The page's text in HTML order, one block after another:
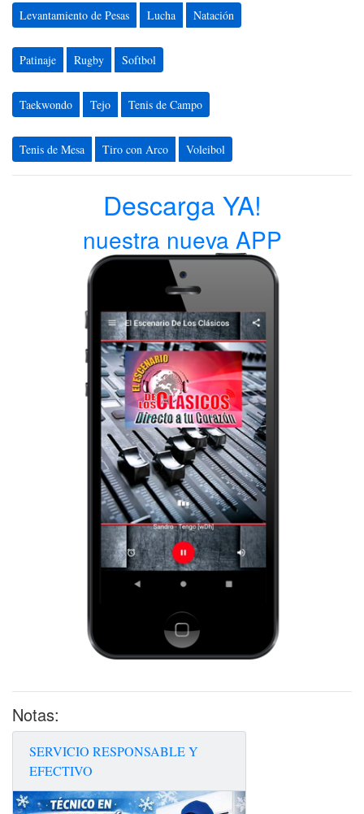
Levantamiento de Pesas Lucha Natación
Patinaje Rugby Softbol
Taekwondo Tejo Tenis de Campo
Tenis de Mesa Tiro con Arco Voleibol
Descarga YA!
nuestra nueva APP
Notas:
SERVICIO RESPONSABLE Y
EFECTIVO